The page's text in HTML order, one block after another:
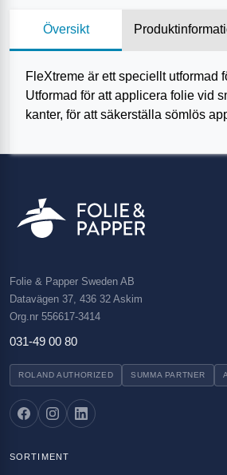
Översikt
FleXtreme är ett speciellt utformad
Utformad för att applicera folie vid
kanter, för att säkerställa sömlös
Folie & Papper Sweden AB
Datavägen 37, 436 32 Askim
Org.nr 556617-3414
031-49 00 80
ROLAND AUTHORIZED SUMMA PARTNER
SORTIMENT